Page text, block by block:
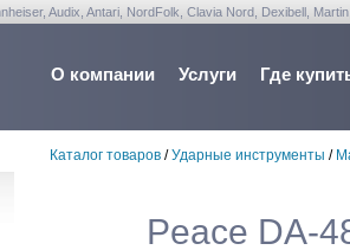
Audix, Antari, NordFolk, Clavia Nord, Dexibell,
О компании Услуги Где
Каталог товаров /Ударные инструменты /
Peace DA-